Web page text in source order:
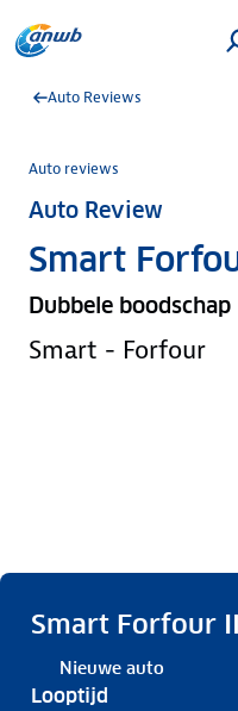
Auto Reviews
Auto reviews
Auto Review
Smart
Dubbele boodschap
Smart - Forfour
Smart Forfour II
Nieuwe auto
Looptijd